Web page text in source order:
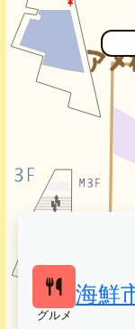
グルメ
海鮮